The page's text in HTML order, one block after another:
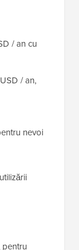
/ an cu
/ an,
nevoi